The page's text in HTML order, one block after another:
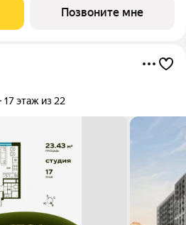
Позвоните мне
17 этаж из 22